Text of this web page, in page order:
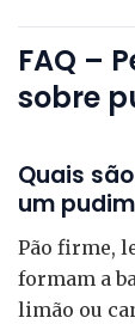
FAQ –
sobre
Quais
um
Pão firme,
formam a
limão ou